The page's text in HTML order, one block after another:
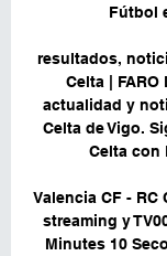
Fútbol
resultados,
Celta | FARO
actualidad y
Celta de Vigo.
Celta con
Valencia CF - RC
streaming y
Minutes 10